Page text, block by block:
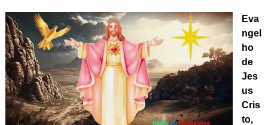
Eva
ngel
ho
de
Jes
us
Cris
to,